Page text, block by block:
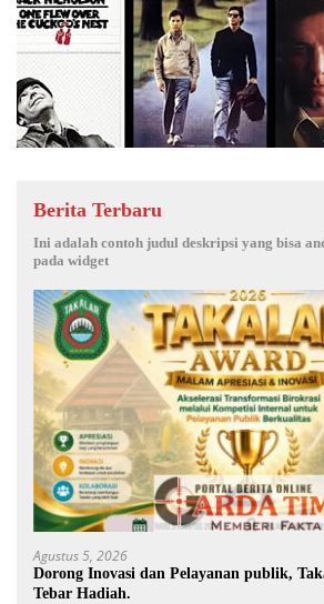
Berita Terbaru
Ini adalah contoh judul deskripsi yang bisa
pada widget
Agustus 5, 2026
Dorong Inovasi dan Pelayanan publik,
Tebar Hadiah.